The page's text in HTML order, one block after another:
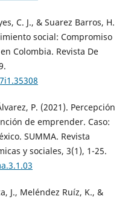
C. J., & Suarez Barros, H.
social: Compromiso
Colombia. Revista De
P. (2021). Percepción
de emprender. Caso:
SUMMA. Revista
y sociales, 3(1), 1-25.
J., Meléndez Ruíz, K., &